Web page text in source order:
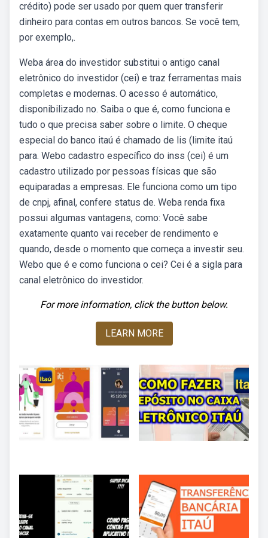
crédito) pode ser usado por quem quer transferir
dinheiro para contas em outros bancos. Se você tem,
por exemplo,.
Weba área do investidor substitui o antigo canal
eletrônico do investidor (cei) e traz ferramentas mais
completas e modernas. O acesso é automático,
disponibilizado no. Saiba o que é, como funciona e
tudo o que precisa saber sobre o limite. O cheque
especial do banco itaú é chamado de lis (limite itaú
para. Webo cadastro específico do inss (cei) é um
cadastro utilizado por pessoas físicas que são
equiparadas a empresas. Ele funciona como um tipo
de cnpj, afinal, confere status de. Weba renda fixa
possui algumas vantagens, como: Você sabe
exatamente quanto vai receber de rendimento e
quando, desde o momento que começa a investir seu.
Webo que é e como funciona o cei? Cei é a sigla para
canal eletrônico do investidor.
For more information, click the button below.
LEARN MORE